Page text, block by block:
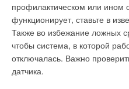
профилактическом или ином
функционирует, ставьте в
Также во избежание ложных
чтобы система, в которой
отключалась. Важно
датчика.